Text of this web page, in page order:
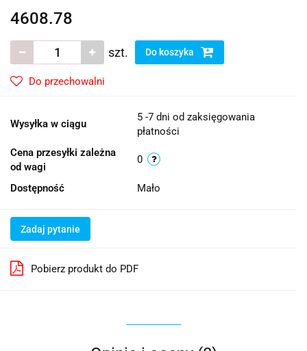
4608.78
szt. Do koszyka
Do przechowalni
Wysyłka w ciągu
5 -7 dni od zaksięgowania
płatności
Cena przesyłki zależna
od wagi
0
Dostępność Mało
Zadaj pytanie
Pobierz produkt do PDF